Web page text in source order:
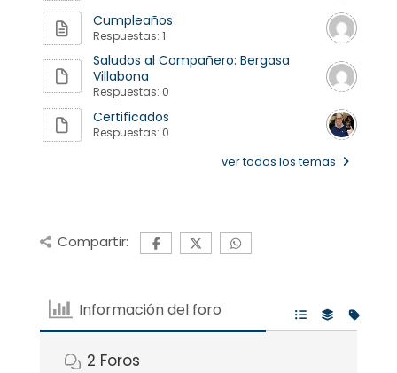
Cumpleaños
Respuestas: 1
Saludos al Compañero: Bergasa
Villabona
Respuestas: 0
Certificados
Respuestas: 0
ver todos los temas
Compartir:
Información del foro
2 Foros